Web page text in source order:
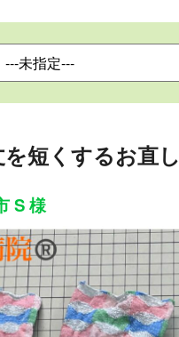
短くするお直し
S 様